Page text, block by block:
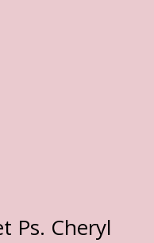
Ps. Cheryl